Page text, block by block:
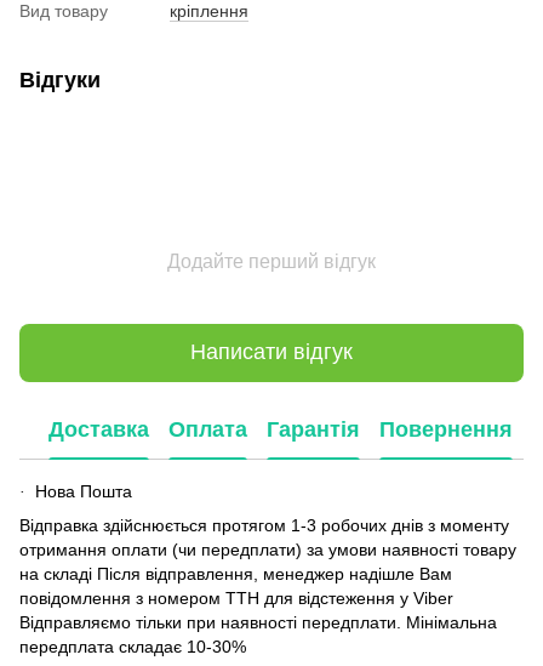
Вид товару кріплення
Відгуки
Додайте перший відгук
Написати відгук
Доставка Оплата Гарантія Повернення
·
Нова Пошта
Відправка здійснюється протягом 1-3 робочих днів з моменту
отримання оплати (чи передплати) за умови наявності товару
на складі Після відправлення, менеджер надішле Вам
повідомлення з номером ТТН для відстеження у Viber
Відправляємо тільки при наявності передплати. Мінімальна
передплата складає 10-30%